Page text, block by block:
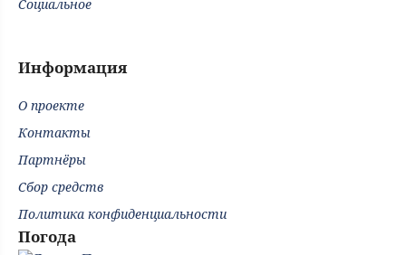
Социальное
Информация
О проекте
Контакты
Партнёры
Сбор средств
Политика конфиденциальности
Погода